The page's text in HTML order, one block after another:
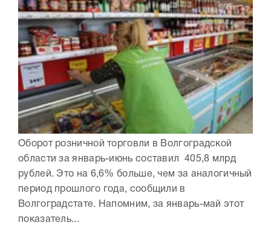
Оборот розничной торговли в Волгоградской
области за январь-июнь составил 405,8 млрд
рублей. Это на 6,6% больше, чем за аналогичный
период прошлого года, сообщили в
Волгоградстате. Напомним, за январь-май этот
показатель...